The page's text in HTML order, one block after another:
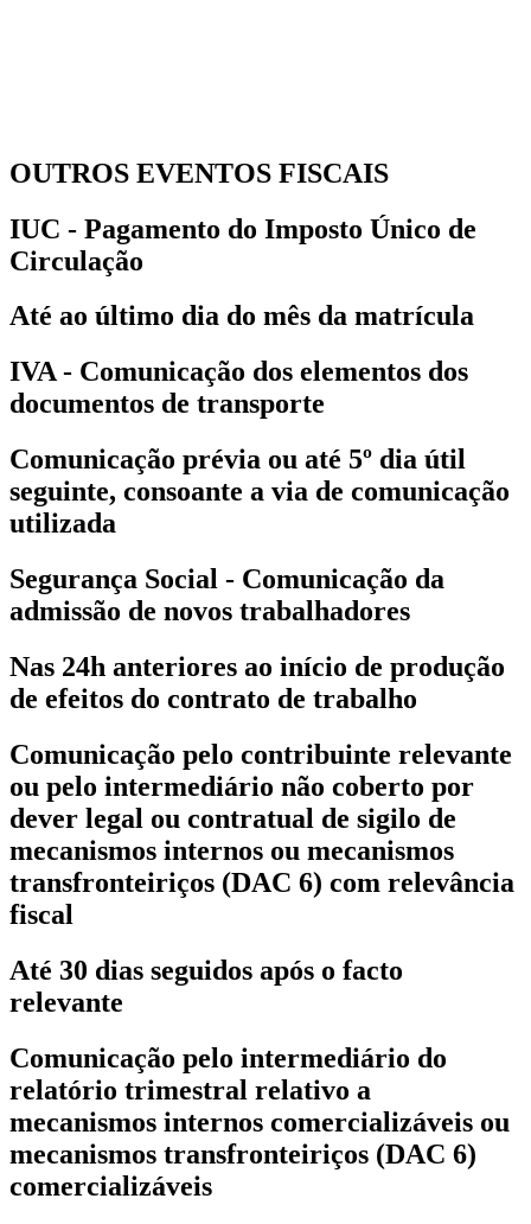
OUTROS EVENTOS FISCAIS
IUC - Pagamento do Imposto Único de
Circulação
Até ao último dia do mês da matrícula
IVA - Comunicação dos elementos dos
documentos de transporte
Comunicação prévia ou até 5º dia útil
seguinte, consoante a via de comunicação
utilizada
Segurança Social - Comunicação da
admissão de novos trabalhadores
Nas 24h anteriores ao início de produção
de efeitos do contrato de trabalho
Comunicação pelo contribuinte relevante
ou pelo intermediário não coberto por
dever legal ou contratual de sigilo de
mecanismos internos ou mecanismos
transfronteiriços (DAC 6) com relevância
fiscal
Até 30 dias seguidos após o facto
relevante
Comunicação pelo intermediário do
relatório trimestral relativo a
mecanismos internos comercializáveis ou
mecanismos transfronteiriços (DAC 6)
comercializáveis